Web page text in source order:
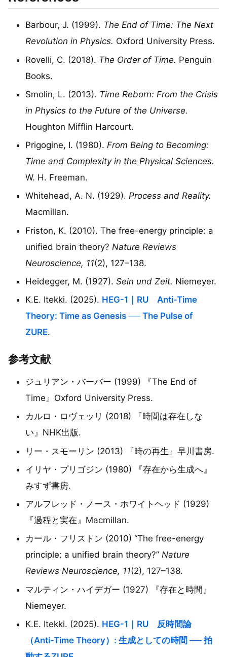
Barbour, J. (1999). The End of Time: The Next
Revolution in Physics. Oxford University Press.
Rovelli, C. (2018). The Order of Time. Penguin
Books.
Smolin, L. (2013). Time Reborn: From the Crisis
in Physics to the Future of the Universe.
Houghton Mifflin Harcourt.
Prigogine, I. (1980). From Being to Becoming:
Time and Complexity in the Physical Sciences.
W. H. Freeman.
Whitehead, A. N. (1929). Process and Reality.
Macmillan.
Friston, K. (2010). The free-energy principle: a
unified brain theory? Nature Reviews
Neuroscience, 11(2), 127–138.
Heidegger, M. (1927). Sein und Zeit. Niemeyer.
K.E. Itekki. (2025). HEG-1｜RU Anti-Time
Theory: Time as Genesis ── The Pulse of
ZURE.
参考文献
ジュリアン・バーバー (1999) 『The End of
Time』Oxford University Press.
カルロ・ロヴェッリ (2018) 『時間は存在しな
い』NHK出版.
リー・スモーリン (2013) 『時の再生』早川書房.
イリヤ・プリゴジン (1980) 『存在から生成へ』
みすず書房.
アルフレッド・ノース・ホワイトヘッド (1929)
『過程と実在』Macmillan.
カール・フリストン (2010) “The free-energy
principle: a unified brain theory?” Nature
Reviews Neuroscience, 11(2), 127–138.
マルティン・ハイデガー (1927) 『存在と時間』
Niemeyer.
K.E. Itekki. (2025). HEG-1｜RU 反時間論
（Anti-Time Theory）: 生成としての時間 ── 拍